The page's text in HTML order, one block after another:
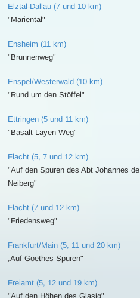
Elztal-Dallau (7 und 10 km)
"Mariental"
Ensheim (11 km)
"Brunnenweg"
Enspel/Westerwald (10 km)
"Rund um den Stöffel"
Ettringen (5 und 11 km)
"Basalt Layen Weg"
Flacht (5, 7 und 12 km)
"Auf den Spuren des Abt Johannes de
Neiberg"
Flacht (7 und 12 km)
"Friedensweg"
Frankfurt/Main (5, 11 und 20 km)
„Auf Goethes Spuren"
Freiamt (5, 12 und 19 km)
"Auf den Höhen des Glasig"